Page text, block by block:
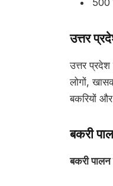
500
उत्तर
उत्तर
लोगों,
बकरियों
बकरी
बकरी